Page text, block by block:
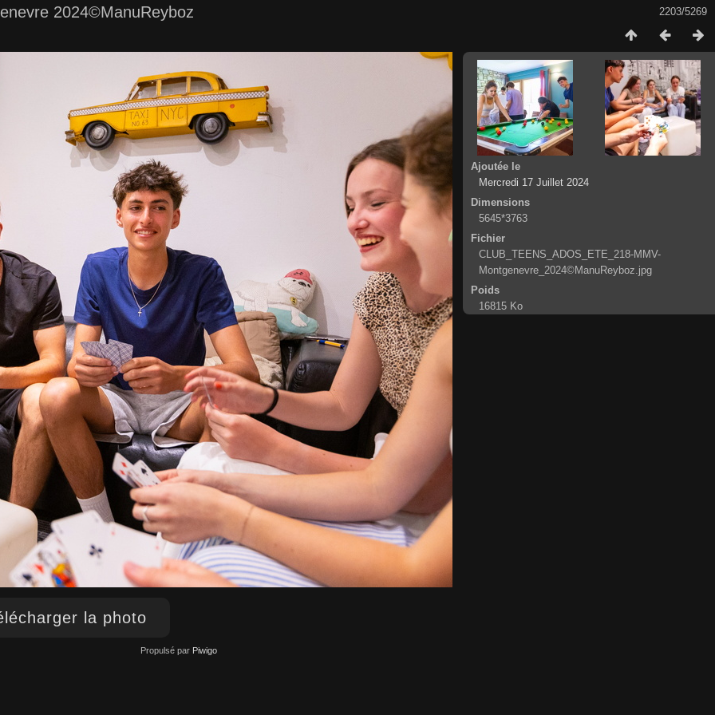
2203/5269
2024©ManuReyboz
la photo
Ajoutée le
Mercredi 17 Juillet 2024
Dimensions
5645*3763
Fichier
CLUB_TEENS_ADOS_ETE_218-MMV-
Montgenevre_2024©ManuReyboz.jpg
Poids
16815 Ko
Propulsé par Piwigo